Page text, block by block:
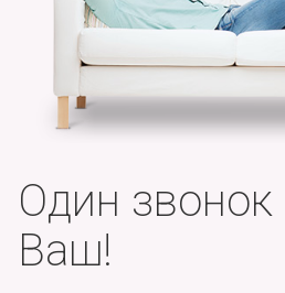
Один звонок
Ваш!